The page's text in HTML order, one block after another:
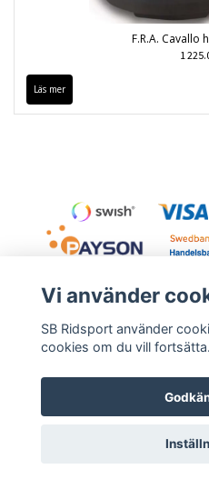
F.R.A. Cavallo
1
Läs mer
Kontakt
© Copyright
Vi använder
SB Ridsport använder
cookies om du vill fortsätta.